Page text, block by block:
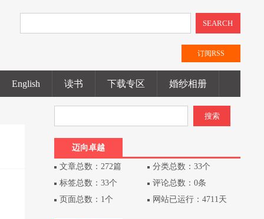
SEARCH
订阅RSS
English 读书 下载专区 婚纱相册
迈向卓越
文章总数：272篇
分类总数：33个
标签总数：33个
评论总数：0条
页面总数：1个
网站已运行：4711天